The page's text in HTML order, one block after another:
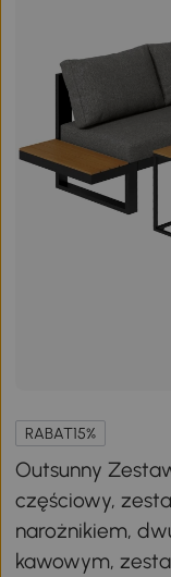
RABAT15%
Outsunny
częściowy,
narożnikiem,
kawowym,